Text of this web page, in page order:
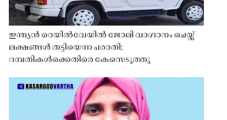
ഇന്ത്യൻ റെയിൽവേയിൽ ജോലി വാഗ്ദാനം ചെയ്ത്
ലക്ഷങ്ങൾ തട്ടിയെന്ന പരാതി;
ദമ്പതികൾക്കെതിരെ കേസെടുത്തു